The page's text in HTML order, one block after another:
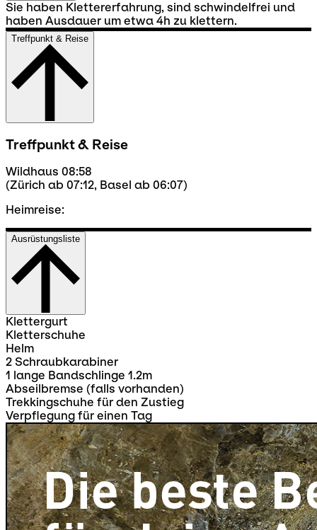
Sie haben Klettererfahrung, sind schwindelfrei und
haben Ausdauer um etwa 4h zu klettern.
Treffpunkt & Reise
Treffpunkt & Reise
Wildhaus 08:58
(Zürich ab 07:12, Basel ab 06:07)
Heimreise:
Ausrüstungsliste
Klettergurt
Kletterschuhe
Helm
2 Schraubkarabiner
1 lange Bandschlinge 1.2m
Abseilbremse (falls vorhanden)
Trekkingschuhe für den Zustieg
Verpflegung für einen Tag